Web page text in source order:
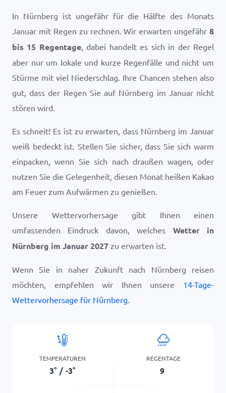
In Nürnberg ist ungefähr für die Hälfte des Monats
Januar mit Regen zu rechnen. Wir erwarten ungefähr 8
bis 15 Regentage, dabei handelt es sich in der Regel
aber nur um lokale und kurze Regenfälle und nicht um
Stürme mit viel Niederschlag. Ihre Chancen stehen also
gut, dass der Regen Sie auf Nürnberg im Januar nicht
stören wird.
Es schneit! Es ist zu erwarten, dass Nürnberg im Januar
weiß bedeckt ist. Stellen Sie sicher, dass Sie sich warm
einpacken, wenn Sie sich nach draußen wagen, oder
nutzen Sie die Gelegenheit, diesen Monat heißen Kakao
am Feuer zum Aufwärmen zu genießen.
Unsere Wettervorhersage gibt Ihnen einen
umfassenden Eindruck davon, welches Wetter in
Nürnberg im Januar 2027 zu erwarten ist.
Wenn Sie in naher Zukunft nach Nürnberg reisen
möchten, empfehlen wir Ihnen unsere 14-Tage-
Wettervorhersage für Nürnberg.
TEMPERATUREN
3° / -3°
REGENTAGE
9